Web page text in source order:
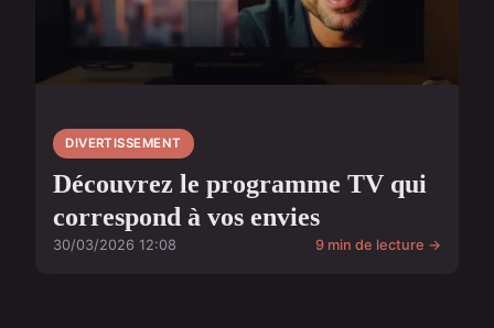
DIVERTISSEMENT
Découvrez le programme TV qui
correspond à vos envies
30/03/2026 12:08 9 min de lecture →